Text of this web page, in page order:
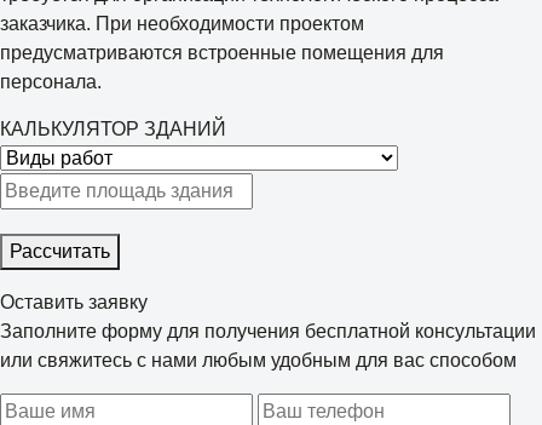
заказчика. При необходимости проектом
предусматриваются встроенные помещения для
персонала.
КАЛЬКУЛЯТОР ЗДАНИЙ
Рассчитать
Оставить заявку
Заполните форму для получения бесплатной консультации
или свяжитесь с нами любым удобным для вас способом